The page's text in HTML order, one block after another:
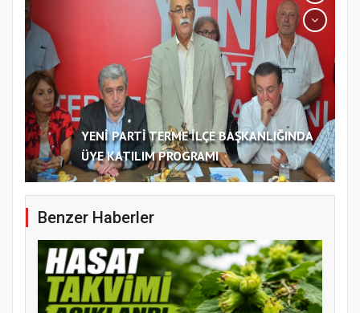
YENİ PARTİ TERME İLÇE BAŞKANLIĞINDA
ÜYE KATILIM PROGRAMI
Benzer Haberler